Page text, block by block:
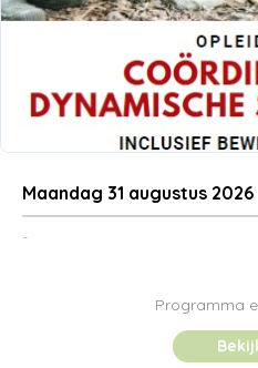
Maandag 31 augustus 2026
-
Programma